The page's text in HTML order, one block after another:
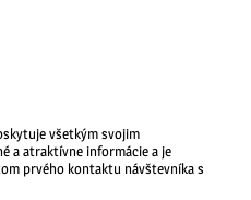
všetkým svojim
a atraktívne informácie a je
prvého kontaktu návštevníka s